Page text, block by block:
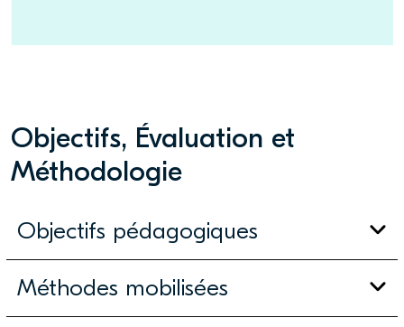
Objectifs, Évaluation et
Méthodologie
Objectifs pédagogiques
Méthodes mobilisées